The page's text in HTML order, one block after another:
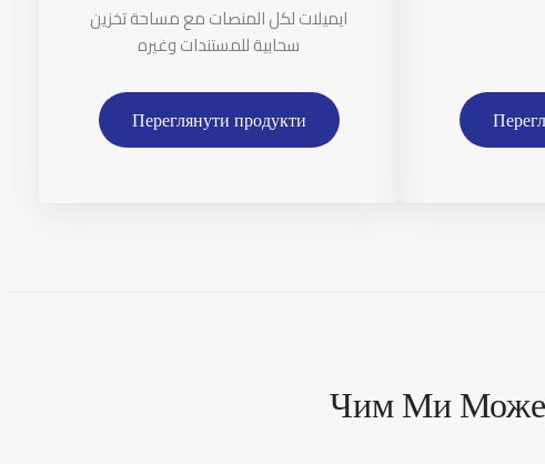
ايميلات لكل المنصات مع مساحة تخزين
سحابية للمستندات وغيره
Переглянути продукти
Чим Ми